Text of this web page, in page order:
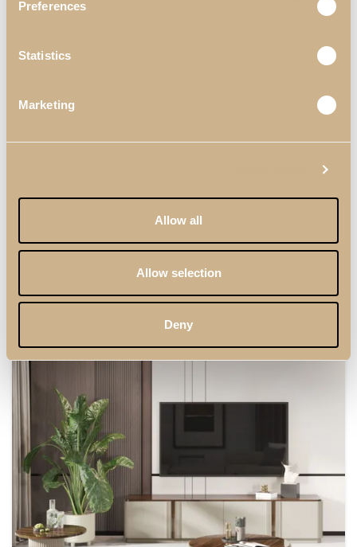
Preferences
Statistics
Marketing
Allow all
Allow selection
Deny
DARIS INSPIRACIONES SALONES